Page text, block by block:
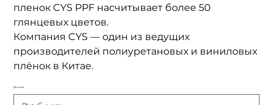
пленок CYS PPF насчитывает более 50
глянцевых цветов.
Компания CYS — один из ведущих
производителей полиуретановых и виниловых
плёнок в Китае.
Длинна